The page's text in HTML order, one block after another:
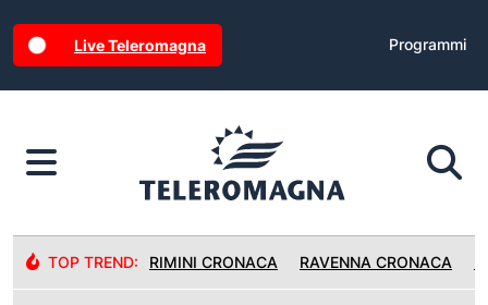
Live Teleromagna Programmi
TOP TREND: RIMINI CRONACA RAVENNA CRONACA